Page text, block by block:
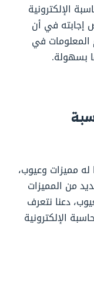
الإلكترونية
إجابته في أن
المعلومات في
بسهولة.
له مميزات وعيوب،
من المميزات
دعنا نتعرف
الإلكترونية